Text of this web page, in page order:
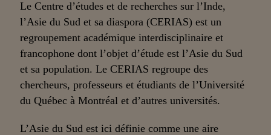
Le Centre d’études et de recherches sur l’Inde,
l’Asie du Sud et sa diaspora (CERIAS) est un
regroupement académique interdisciplinaire et
francophone dont l’objet d’étude est l’Asie du Sud
et sa population. Le CERIAS regroupe des
chercheurs, professeurs et étudiants de l’Université
du Québec à Montréal et d’autres universités.
L’Asie du Sud est ici définie comme une aire